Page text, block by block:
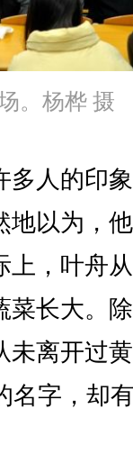
。杨桦 摄
人的印象
以为，
上，叶舟
菜长大。
未离开过
名字，却